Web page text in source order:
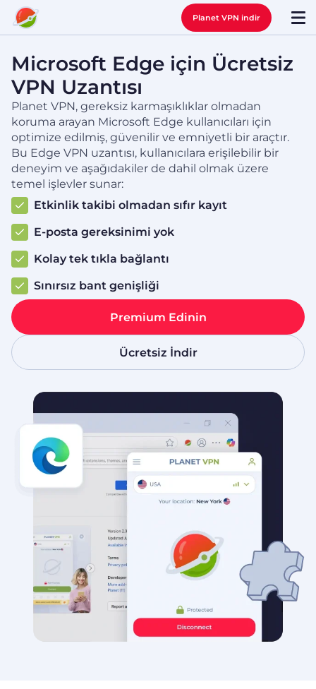
Planet VPN indir
Microsoft Edge için Ücretsiz
VPN Uzantısı
Planet VPN, gereksiz karmaşıklıklar olmadan
koruma arayan Microsoft Edge kullanıcıları için
optimize edilmiş, güvenilir ve emniyetli bir araçtır.
Bu Edge VPN uzantısı, kullanıcılara erişilebilir bir
deneyim ve aşağıdakiler de dahil olmak üzere
temel işlevler sunar:
Etkinlik takibi olmadan sıfır kayıt
E-posta gereksinimi yok
Kolay tek tıkla bağlantı
Sınırsız bant genişliği
Premium Edinin
Ücretsiz İndir